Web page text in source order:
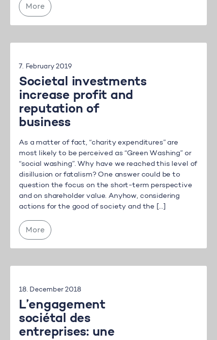
More
7. February 2019
Societal investments
increase profit and
reputation of
business
As a matter of fact, “charity expenditures” are
most likely to be perceived as “Green Washing” or
“social washing”. Why have we reached this level of
disillusion or fatalism? One answer could be to
question the focus on the short-term perspective
and on shareholder value. Anyhow, considering
actions for the good of society and the […]
More
18. December 2018
L’engagement
sociétal des
entreprises: une